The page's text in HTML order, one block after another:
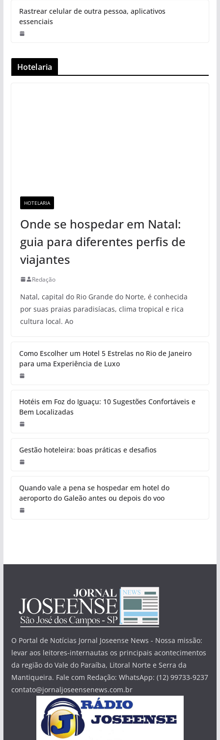
Rastrear celular de outra pessoa, aplicativos
essenciais
Hotelaria
HOTELARIA
Onde se hospedar em Natal:
guia para diferentes perfis de
viajantes
Redação
Natal, capital do Rio Grande do Norte, é conhecida
por suas praias paradisíacas, clima tropical e rica
cultura local. Ao
Como Escolher um Hotel 5 Estrelas no Rio de Janeiro
para uma Experiência de Luxo
Hotéis em Foz do Iguaçu: 10 Sugestões Confortáveis e
Bem Localizadas
Gestão hoteleira: boas práticas e desafios
Quando vale a pena se hospedar em hotel do
aeroporto do Galeão antes ou depois do voo
O Portal de Notícias Jornal Joseense News - Nossa missão:
levar aos leitores-internautas os principais acontecimentos
da região do Vale do Paraíba, Litoral Norte e Serra da
Mantiqueira. Fale com Redação: WhatsApp: (12) 99733-9237
contato@jornaljoseensenews.com.br